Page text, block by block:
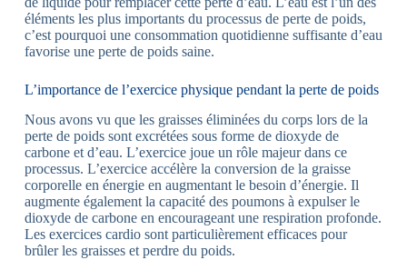
éléments les plus importants du processus de perte de poids,
c’est pourquoi une consommation quotidienne suffisante d’eau
favorise une perte de poids saine.
L’importance de l’exercice physique pendant la perte de poids
Nous avons vu que les graisses éliminées du corps lors de la
perte de poids sont excrétées sous forme de dioxyde de
carbone et d’eau. L’exercice joue un rôle majeur dans ce
processus. L’exercice accélère la conversion de la graisse
corporelle en énergie en augmentant le besoin d’énergie. Il
augmente également la capacité des poumons à expulser le
dioxyde de carbone en encourageant une respiration profonde.
Les exercices cardio sont particulièrement efficaces pour
brûler les graisses et perdre du poids.